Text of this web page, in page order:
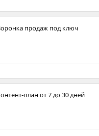
Воронка продаж под ключ
Контент-план от 7 до 30 дней